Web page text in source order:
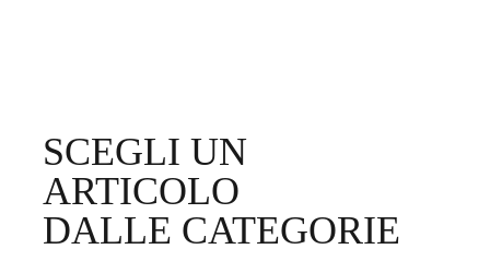
SCEGLI UN
ARTICOLO
DALLE CATEGORIE